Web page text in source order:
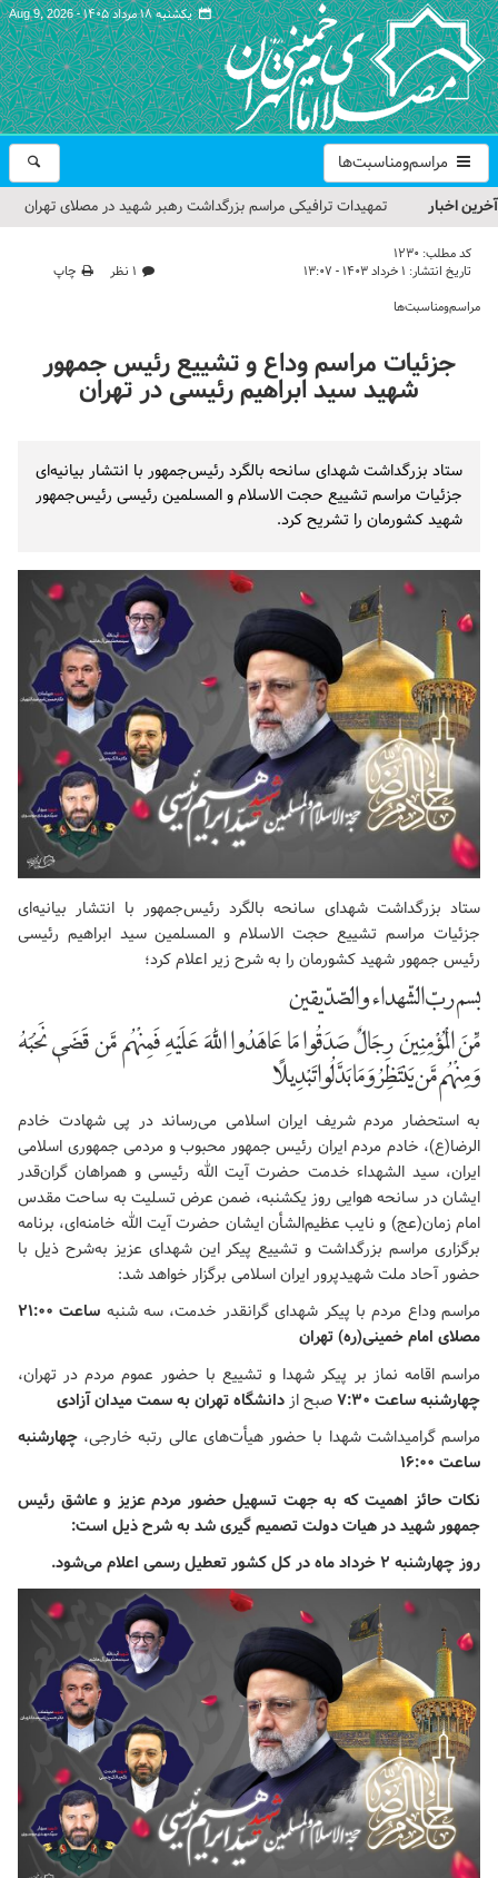
یکشنبه ۱۸ مرداد ۱۴۰۵ - Aug 9, 2026
مراسم‌ومناسبت‌ها
آخرین اخبار
تمهیدات ترافیکی مراسم بزرگداشت رهبر شهید در مصلای تهران
حجت‌الاسلام حاج علی‌اکبری؛ خطیب این هفته نماز جمعه تهران
معظم انقلاب
گزارش تصویری| مراسم نماز بر پیکر امام شهید انقلاب اسلامی ایران
کد مطلب: 1230
تاریخ انتشار: ۱ خرداد ۱۴۰۳ - ۱۳:۰۷ ۱ نظر
چاپ
مراسم‌ومناسبت‌ها
جزئیات مراسم وداع و تشییع رئیس جمهور
شهید سید ابراهیم رئیسی در تهران
ستاد بزرگداشت شهدای سانحه بالگرد رئیس‌جمهور با انتشار بیانیه‌ای
جزئیات مراسم تشییع حجت الاسلام و المسلمین رئیسی رئیس‌جمهور
شهید کشورمان را تشریح کرد.
ستاد بزرگداشت شهدای سانحه بالگرد رئیس‌جمهور با انتشار بیانیه‌ای
جزئیات مراسم تشییع حجت الاسلام و المسلمین سید ابراهیم رئیسی
رئیس جمهور شهید کشورمان را به شرح زیر اعلام کرد؛
بسم ربّ الشّهداء و الصّدّیقین
مِّنَ الْمُؤْمِنِینَ رِجَالٌ صَدَقُوا مَا عَاهَدُوا اللَّهَ عَلَیْهِ فَمِنْهُم مَّن قَضَیٰ نَحْبَهُ
وَمِنْهُم مَّن یَنتَظِرُ وَمَا بَدَّلُوا تَبْدِیلًا
به استحضار مردم شریف ایران اسلامی می‌رساند در پی شهادت خادم
الرضا(ع)، خادم مردم ایران رئیس جمهور محبوب و مردمی جمهوری اسلامی
ایران، سید الشهداء خدمت حضرت آیت الله رئیسی و همراهان گران‌قدر
ایشان در سانحه هوایی روز یکشنبه، ضمن عرض تسلیت به ساحت مقدس
امام زمان(عج) و نایب عظیم‌الشأن ایشان حضرت آیت الله خامنه‌ای، برنامه
برگزاری مراسم بزرگداشت و تشییع پیکر این شهدای عزیز به‌شرح ذیل با
حضور آحاد ملت شهیدپرور ایران اسلامی برگزار خواهد شد:
مراسم وداع مردم با پیکر شهدای گرانقدر خدمت، سه شنبه ساعت ۲۱:۰۰
مصلای امام خمینی(ره) تهران
مراسم اقامه نماز بر پیکر شهدا و تشییع با حضور عموم مردم در تهران،
چهارشنبه ساعت ۷:۳۰
صبح ازدانشگاه تهران به سمت میدان آزادی
مراسم گرامیداشت شهدا با حضور هیأت‌های عالی رتبه خارجی، چهارشنبه
ساعت ۱۶:۰۰
نکات حائز اهمیت که به جهت تسهیل حضور مردم عزیز و عاشق رئیس
جمهور شهید در هیات دولت تصمیم گیری شد به شرح ذیل است: ️
روز چهارشنبه ۲ خرداد ماه در کل کشور تعطیل رسمی اعلام می‌شود. ️